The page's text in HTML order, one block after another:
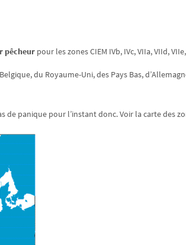
pêcheurpour les zones CIEM IVb, IVc, VIIa, VIId,
du Royaume-Uni, des Pays Bas,
de panique pour l’instant donc. Voir la carte des